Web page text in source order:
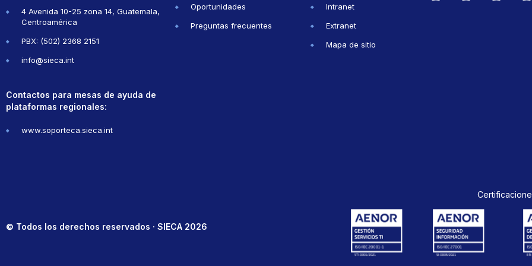
4 Avenida 10-25 zona 14, Guatemala,
Centroamérica
PBX: (502) 2368 2151
info@sieca.int
Contactos para mesas de ayuda de
plataformas regionales:
www.soporteca.sieca.int
Oportunidades
Preguntas frecuentes
Intranet
Extranet
Mapa de sitio
© Todos los derechos reservados · SIECA 2026